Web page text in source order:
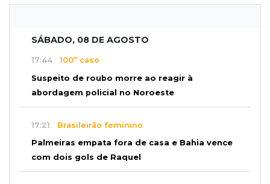
SÁBADO, 08 DE AGOSTO
17:44 100º caso
Suspeito de roubo morre ao reagir à
abordagem policial no Noroeste
17:21 Brasileirão feminino
Palmeiras empata fora de casa e Bahia vence
com dois gols de Raquel